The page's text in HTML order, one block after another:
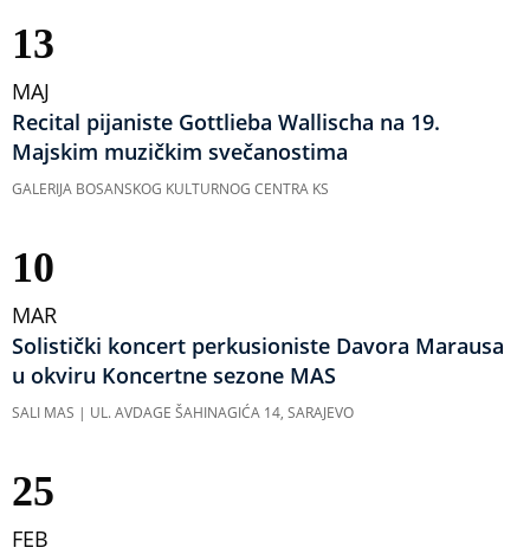
13
MAJ
Recital pijaniste Gottlieba Wallischa na 19.
Majskim muzičkim svečanostima
GALERIJA BOSANSKOG KULTURNOG CENTRA KS
10
MAR
Solistički koncert perkusioniste Davora Marausa
u okviru Koncertne sezone MAS
SALI MAS | UL. AVDAGE ŠAHINAGIĆA 14, SARAJEVO
25
FEB